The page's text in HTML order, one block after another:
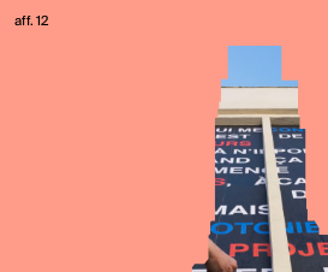
aff. 12